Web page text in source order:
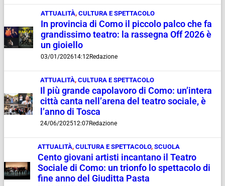
ATTUALITÀ,CULTURA E SPETTACOLO
In provincia di Como il piccolo palco che fa
grandissimo teatro: la rassegna Off 2026 è
un gioiello
03/01/202614:12Redazione
ATTUALITÀ, CULTURA E SPETTACOLO
Il più grande capolavoro di Como: un’intera
città canta nell’arena del teatro sociale, è
l’anno di Tosca
24/06/202512:07Redazione
ATTUALITÀ, CULTURA E SPETTACOLO, SCUOLA
Cento giovani artisti incantano il Teatro
Sociale di Como: un trionfo lo spettacolo di
fine anno del Giuditta Pasta